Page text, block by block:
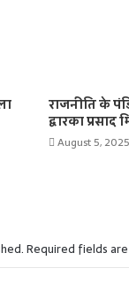
राजनीति के
द्वारका प्रसाद
August 5, 2025
Required fields